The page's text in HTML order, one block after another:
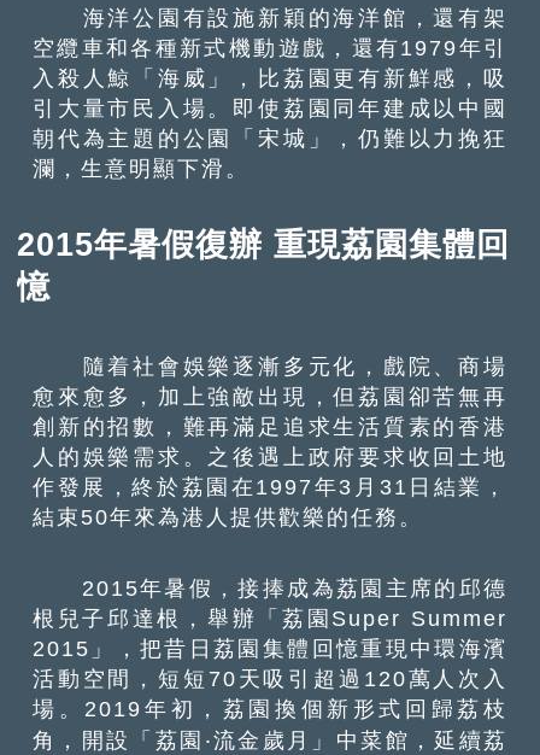
海洋公園有設施新穎的海洋館，還有架
空纜車和各種新式機動遊戲，還有1979年引
入殺人鯨「海威」，比荔園更有新鮮感，吸
引大量市民入場。即使荔園同年建成以中國
朝代為主題的公園「宋城」，仍難以力挽狂
瀾，生意明顯下滑。
2015年暑假復辦 重現荔園集體回
憶
隨着社會娛樂逐漸多元化，戲院、商場
愈來愈多，加上強敵出現，但荔園卻苦無再
創新的招數，難再滿足追求生活質素的香港
人的娛樂需求。之後遇上政府要求收回土地
作發展，終於荔園在1997年3月31日結業，
結束50年來為港人提供歡樂的任務。
2015年暑假，接捧成為荔園主席的邱德
根兒子邱達根，舉辦「荔園Super Summer
2015」，把昔日荔園集體回憶重現中環海濱
活動空間，短短70天吸引超過120萬人次入
場。2019年初，荔園換個新形式回歸荔枝
角，開設「荔園‧流金歲月」中菜館，延續荔